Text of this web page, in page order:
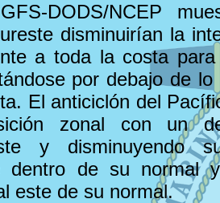
DODS/NCEP
disminuirían la
a toda la costa
por debajo de lo
El anticiclón del
zonal con un
y disminuyendo
dentro de su normal
este de su normal.